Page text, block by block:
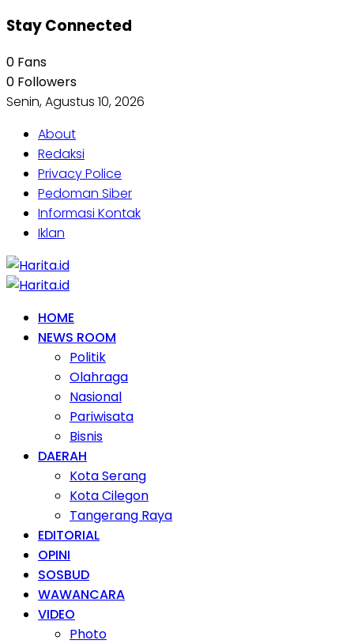
Stay Connected
0 Fans
0 Followers
Senin, Agustus 10, 2026
About
Redaksi
Privacy Police
Pedoman Siber
Informasi Kontak
Iklan
HOME
NEWS ROOM
Politik
Olahraga
Nasional
Pariwisata
Bisnis
DAERAH
Kota Serang
Kota Cilegon
Tangerang Raya
EDITORIAL
OPINI
SOSBUD
WAWANCARA
VIDEO
Photo